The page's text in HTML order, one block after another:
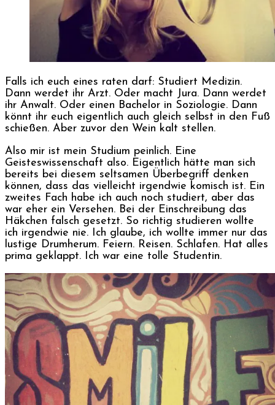
Falls ich euch eines raten darf: Studiert Medizin.
Dann werdet ihr Arzt. Oder macht Jura. Dann werdet
ihr Anwalt. Oder einen Bachelor in Soziologie. Dann
könnt ihr euch eigentlich auch gleich selbst in den Fuß
schießen. Aber zuvor den Wein kalt stellen.
Also mir ist mein Studium peinlich. Eine
Geisteswissenschaft also. Eigentlich hätte man sich
bereits bei diesem seltsamen Überbegriff denken
können, dass das vielleicht irgendwie komisch ist. Ein
zweites Fach habe ich auch noch studiert, aber das
war eher ein Versehen. Bei der Einschreibung das
Häkchen falsch gesetzt. So richtig studieren wollte
ich irgendwie nie. Ich glaube, ich wollte immer nur das
lustige Drumherum. Feiern. Reisen. Schlafen. Hat alles
prima geklappt. Ich war eine tolle Studentin.